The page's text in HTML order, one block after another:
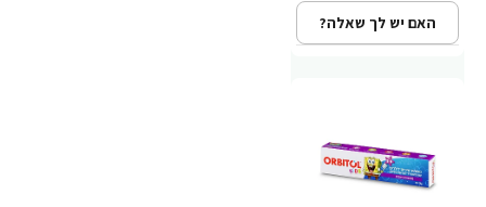
האם יש לך שאלה?